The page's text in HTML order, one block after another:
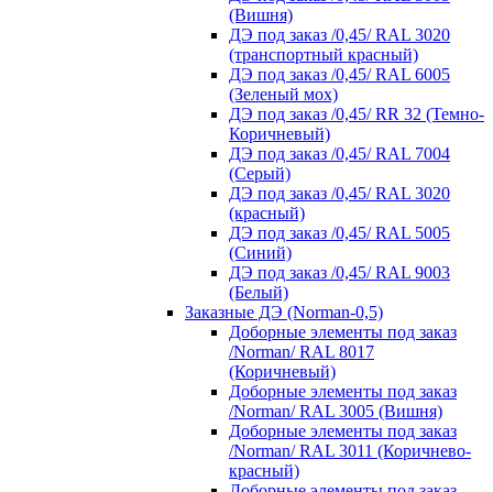
(Вишня)
ДЭ под заказ /0,45/ RAL 3020
(транспортный красный)
ДЭ под заказ /0,45/ RAL 6005
(Зеленый мох)
ДЭ под заказ /0,45/ RR 32 (Темно-
Коричневый)
ДЭ под заказ /0,45/ RAL 7004
(Серый)
ДЭ под заказ /0,45/ RAL 3020
(красный)
ДЭ под заказ /0,45/ RAL 5005
(Синий)
ДЭ под заказ /0,45/ RAL 9003
(Белый)
Заказные ДЭ (Norman-0,5)
Доборные элементы под заказ
/Norman/ RAL 8017
(Коричневый)
Доборные элементы под заказ
/Norman/ RAL 3005 (Вишня)
Доборные элементы под заказ
/Norman/ RAL 3011 (Коричнево-
красный)